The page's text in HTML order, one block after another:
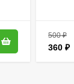
500₽
360 ₽